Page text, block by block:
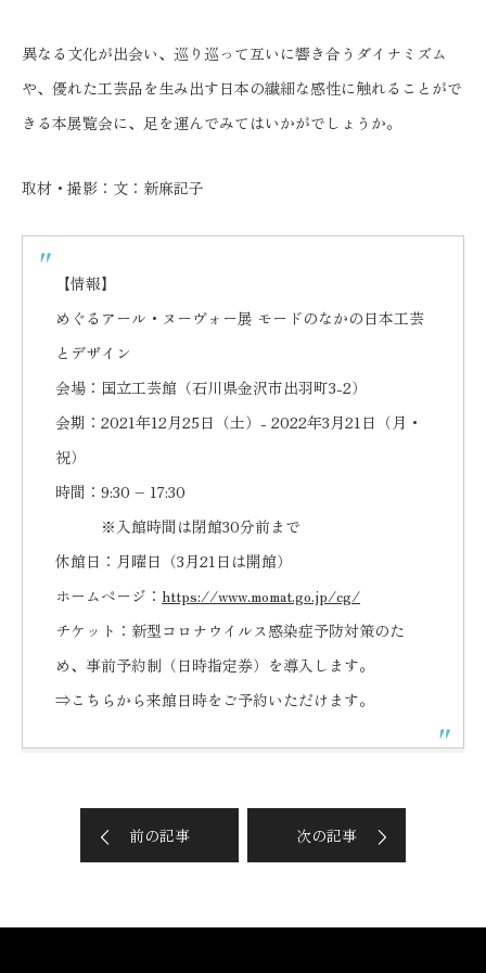
異なる文化が出会い、巡り巡って互いに響き合うダイナミズム
や、優れた工芸品を生み出す日本の繊細な感性に触れることがで
きる本展覧会に、足を運んでみてはいかがでしょうか。
取材・撮影：文：新麻記子
【情報】
めぐるアール・ヌーヴォー展 モードのなかの日本工芸
とデザイン
会場：国立工芸館（石川県金沢市出羽町3-2）
会期：2021年12月25日（土）- 2022年3月21日（月・
祝）
時間：9:30 – 17:30
※入館時間は閉館30分前まで
休館日：月曜日（3月21日は開館）
ホームページ： https://www.momat.go.jp/cg/
チケット：新型コロナウイルス感染症予防対策のた
め、事前予約制（日時指定券）を導入します。
⇒こちら から来館日時をご予約いただけます。
前の記事 次の記事